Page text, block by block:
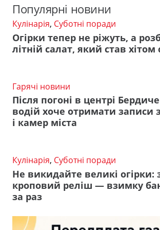
Популярні новини
Кулінарія, Суботні поради
Огірки тепер не ріжуть, а
літній салат, який став
Гарячі новини
Після погоні в центрі
водій хоче отримати записи
і камер міста
Кулінарія, Суботні поради
Не викидайте великі огірки:
кроповий реліш — взимку
за раз